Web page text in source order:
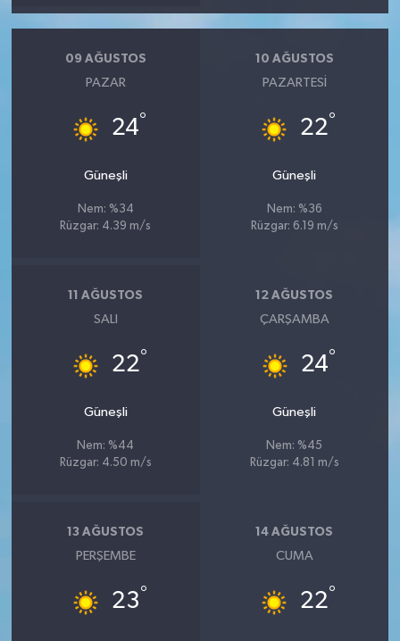
09 AĞUSTOS
PAZAR
24°
Güneşli
Nem: %34
Rüzgar: 4.39 m/s
10 AĞUSTOS
PAZARTESI
22°
Güneşli
Nem: %36
Rüzgar: 6.19 m/s
11 AĞUSTOS
SALI
22°
Güneşli
Nem: %44
Rüzgar: 4.50 m/s
12 AĞUSTOS
ÇARŞAMBA
24°
Güneşli
Nem: %45
Rüzgar: 4.81 m/s
13 AĞUSTOS
PERŞEMBE
23°
14 AĞUSTOS
CUMA
22°